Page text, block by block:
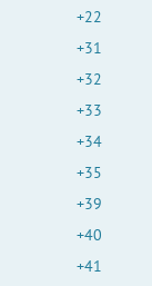
+22
+31
+32
+33
+34
+35
+39
+40
+41